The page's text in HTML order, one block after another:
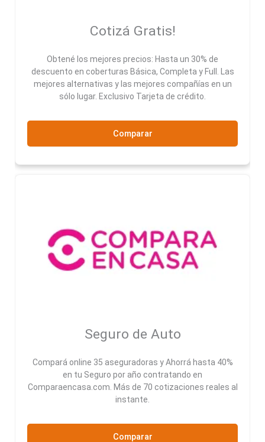
Cotizá Gratis!
Obtené los mejores precios: Hasta un 30% de
descuento en coberturas Básica, Completa y Full. Las
mejores alternativas y las mejores compañías en un
sólo lugar. Exclusivo Tarjeta de crédito.
Comparar
Seguro de Auto
Compará online 35 aseguradoras y Ahorrá hasta 40%
en tu Seguro por año contratando en
Comparaencasa.com. Más de 70 cotizaciones reales al
instante.
Comparar